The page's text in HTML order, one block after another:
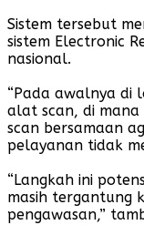
Sistem tersebut
sistem Electronic
nasional.
“Pada awalnya di
alat scan, di mana
scan bersamaan
pelayanan tidak
“Langkah ini
masih tergantung
pengawasan,”